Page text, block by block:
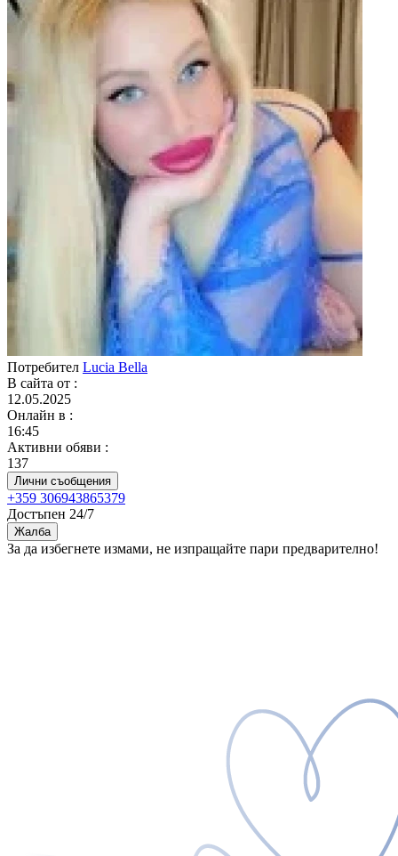
Потребител Lucia Bella
В сайта от :
12.05.2025
Онлайн в :
16:45
Активни обяви :
137
Лични съобщения
+359 306943865379
Достъпен 24/7
Жалба
За да избегнете измами, не изпращайте пари предварително!